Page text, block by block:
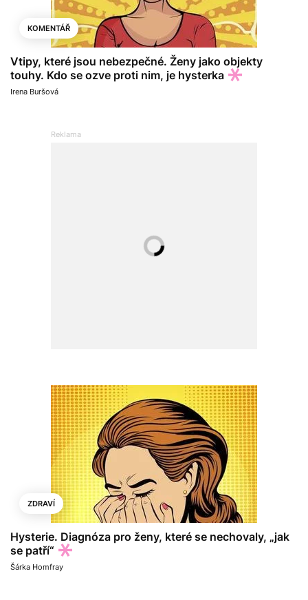
KOMENTÁŘ
Vtipy, které jsou nebezpečné. Ženy jako objekty
touhy. Kdo se ozve proti nim, je hysterka
Irena Buršová
ZDRAVÍ
Hysterie. Diagnóza pro ženy, které se nechovaly, „jak
se patří“
Šárka Homfray